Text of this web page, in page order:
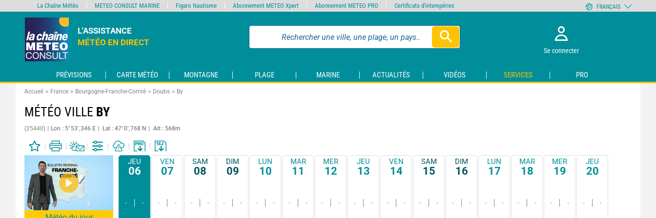
L'ASSISTANCE
MÉTÉO EN DIRECT
Se connecter
PRÉVISIONS CARTE MÉTÉO MONTAGNE PLAGE MARINE ACTUALITÉS VIDÉOS SERVICES PRO
Accueil France Bourgogne-Franche-Comté Doubs By
MÉTÉO VILLE BY
(25440) Lon : 5°53’,346 E Lat : 47°0’,768 N Alt : 568m
JEU
06
- -
VEN
07
- -
SAM
08
- -
DIM
09
- -
LUN
10
- -
MAR
11
- -
MER
12
- -
JEU
13
- -
VEN
14
- -
SAM
15
- -
DIM
16
- -
LUN
17
- -
MAR
18
- -
MER
19
- -
JEU
20
- -
La Chaîne Météo METEO CONSULT MARINE Figaro Nautisme Abonnement METEO Xpert Abonnement METEO PRO Certificats d'intempéries FRANÇAIS